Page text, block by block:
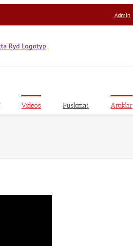
Admin
Videos Fuskmat Artiklar